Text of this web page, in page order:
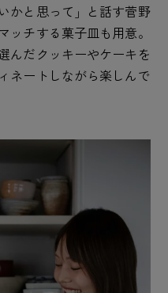
かと思って」と話す菅野
ッチする菓子皿も用意。
んだクッキーやケーキを
ネートしながら楽しんで